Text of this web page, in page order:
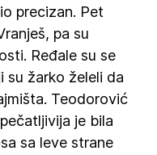
precizan. Pet
pa su
Ređale su se
su žarko želeli da
Teodorović
je bila
sa leve strane